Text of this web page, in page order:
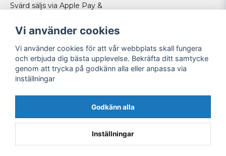
Svärd säljs via Apple Pay &
Norska kunder
Cookies
FÖLJ OSS
Facebook
Instagram
Youtube
Vi använder cookies
Vi använder cookies för att vår webbplats skall fungera
och erbjuda dig bästa upplevelse. Bekräfta ditt samtycke
genom att trycka på godkänn alla eller anpassa via
inställningar
Godkänn alla
Inställningar